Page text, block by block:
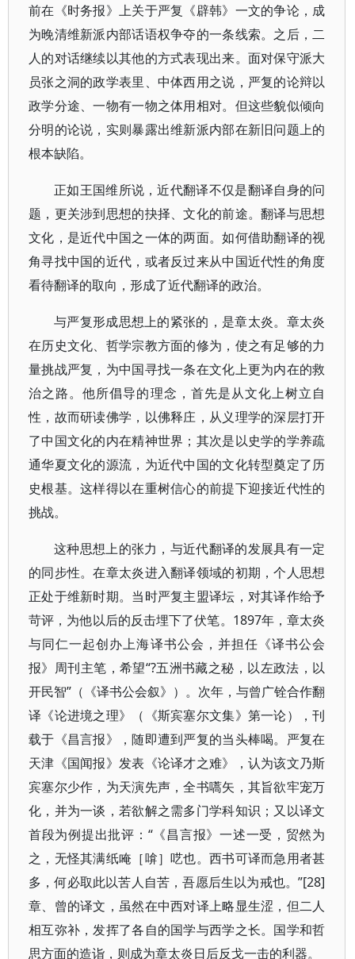
前在《时务报》上关于严复《辟韩》一文的争论，成
为晚清维新派内部话语权争夺的一条线索。之后，二
人的对话继续以其他的方式表现出来。面对保守派大
员张之洞的政学表里、中体西用之说，严复的论辩以
政学分途、一物有一物之体用相对。但这些貌似倾向
分明的论说，实则暴露出维新派内部在新旧问题上的
根本缺陷。
正如王国维所说，近代翻译不仅是翻译自身的问
题，更关涉到思想的抉择、文化的前途。翻译与思想
文化，是近代中国之一体的两面。如何借助翻译的视
角寻找中国的近代，或者反过来从中国近代性的角度
看待翻译的取向，形成了近代翻译的政治。
与严复形成思想上的紧张的，是章太炎。章太炎
在历史文化、哲学宗教方面的修为，使之有足够的力
量挑战严复，为中国寻找一条在文化上更为内在的救
治之路。他所倡导的理念，首先是从文化上树立自
性，故而研读佛学，以佛释庄，从义理学的深层打开
了中国文化的内在精神世界；其次是以史学的学养疏
通华夏文化的源流，为近代中国的文化转型奠定了历
史根基。这样得以在重树信心的前提下迎接近代性的
挑战。
这种思想上的张力，与近代翻译的发展具有一定
的同步性。在章太炎进入翻译领域的初期，个人思想
正处于维新时期。当时严复主盟译坛，对其译作给予
苛评，为他以后的反击埋下了伏笔。1897年，章太炎
与同仁一起创办上海译书公会，并担任《译书公会
报》周刊主笔，希望“?五洲书藏之秘，以左政法，以
开民智”（《译书公会叙》）。次年，与曾广铨合作翻
译《论进境之理》（《斯宾塞尔文集》第一论），刊
载于《昌言报》，随即遭到严复的当头棒喝。严复在
天津《国闻报》发表《论译才之难》，认为该文乃斯
宾塞尔少作，为天演先声，全书嚆矢，其旨欲牢宠万
化，并为一谈，若欲解之需多门学科知识；又以译文
首段为例提出批评：“《昌言报》一述一受，贸然为
之，无怪其满纸唵［啽］呓也。西书可译而急用者甚
多，何必取此以苦人自苦，吾愿后生以为戒也。”[28]
章、曾的译文，虽然在中西对译上略显生涩，但二人
相互弥补，发挥了各自的国学与西学之长。国学和哲
思方面的造诣，则成为章太炎日后反戈一击的利器。